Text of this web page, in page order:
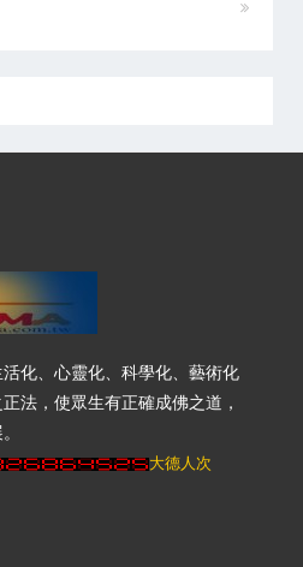
化、心靈化、科學化、藝術化
法，使眾生有正確成佛之道，
大德人次